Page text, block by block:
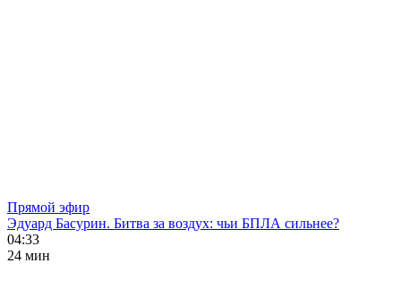
Прямой эфир
Эдуард Басурин. Битва за воздух: чьи БПЛА сильнее?
04:33
24 мин